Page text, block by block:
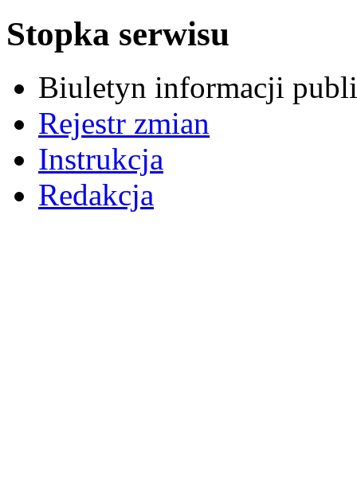
Stopka serwisu
Biuletyn informacji
Rejestr zmian
Instrukcja
Redakcja